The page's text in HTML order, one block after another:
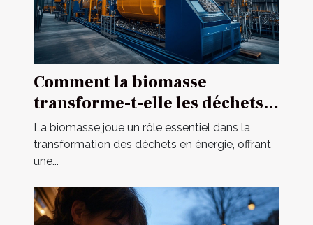
Comment la biomasse
transforme-t-elle les déchets
en énergie ?
La biomasse joue un rôle essentiel dans la
transformation des déchets en énergie, offrant
une...